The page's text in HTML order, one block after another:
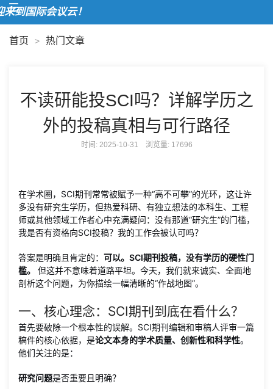
到国际会议云！
首页 > 热门文章
不读研能投SCI吗？详解学历之
外的投稿真相与可行路径
时间: 2025-10-31 浏览量: 17696
在学术圈，SCI期刊常常被赋予一种“高不可攀”的光环，这让许
多没有研究生学历，但热爱科研、有独立想法的本科生、工程
师或其他领域工作者心中充满疑问：没有那道“研究生”的门槛，
我是否有资格向SCI投稿？我的工作会被认可吗？
答案是明确且肯定的： 可以。SCI期刊投稿，没有学历的硬性门
槛。
但这并不意味着道路平坦。今天，我们就来诚实、全面地
剖析这个问题，为你描绘一幅清晰的“作战地图”。
一、核心理念：SCI期刊到底在看什么？
首先要破除一个根本性的误解。SCI期刊编辑和审稿人评审一篇
稿件的核心依据，是论文本身的学术质量、创新性和科学性。
他们关注的是：
研究问题是否重要且明确？